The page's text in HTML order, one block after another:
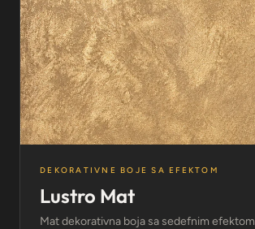
DEKORATIVNE BOJE SA EFEKTOM
Lustro Mat
Mat dekorativna boja sa sedefnim efektom